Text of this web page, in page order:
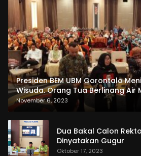
Presiden BEM UBM Gorontalo
Wisuda. Orang Tua Berlinang Air
dan Pemasangan Salempang
November 6, 2023
Dua Bakal Calon
Dinyatakan Gugur
Oktober 17, 2023